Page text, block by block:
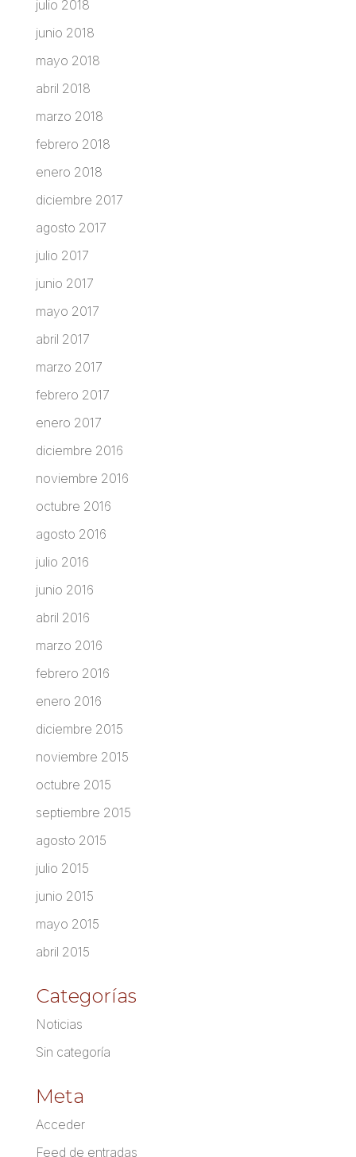
julio 2018
junio 2018
mayo 2018
abril 2018
marzo 2018
febrero 2018
enero 2018
diciembre 2017
agosto 2017
julio 2017
junio 2017
mayo 2017
abril 2017
marzo 2017
febrero 2017
enero 2017
diciembre 2016
noviembre 2016
octubre 2016
agosto 2016
julio 2016
junio 2016
abril 2016
marzo 2016
febrero 2016
enero 2016
diciembre 2015
noviembre 2015
octubre 2015
septiembre 2015
agosto 2015
julio 2015
junio 2015
mayo 2015
abril 2015
Categorías
Noticias
Sin categoría
Meta
Acceder
Feed de entradas